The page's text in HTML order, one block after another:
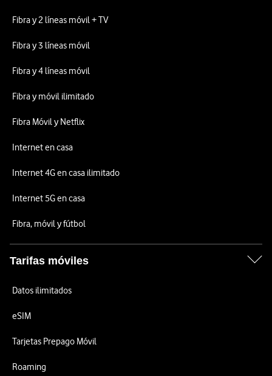
Fibra y 2 líneas móvil + TV
Fibra y 3 líneas móvil
Fibra y 4 líneas móvil
Fibra y móvil ilimitado
Fibra Móvil y Netflix
Internet en casa
Internet 4G en casa ilimitado
Internet 5G en casa
Fibra, móvil y fútbol
Tarifas móviles
Datos ilimitados
eSIM
Tarjetas Prepago Móvil
Roaming